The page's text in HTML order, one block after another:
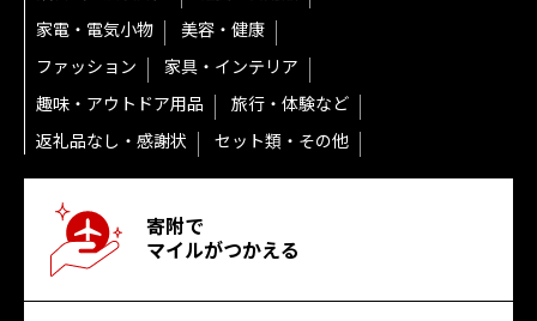
家電・電気小物
美容・健康
ファッション
家具・インテリア
趣味・アウトドア用品
旅行・体験など
返礼品なし・感謝状
セット類・その他
寄附で
マイルがつかえる